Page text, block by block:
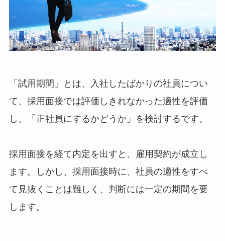
「試用期間」とは、入社したばかりの社員につい
て、採用面接では評価しきれなかった適性を評価
し、「正社員にするかどうか」を検討するです。
採用面接を経て内定を出すと、雇用契約が成立し
ます。しかし、採用面接時に、社員の適性をすべ
て見抜くことは難しく、判断には一定の期間を要
します。